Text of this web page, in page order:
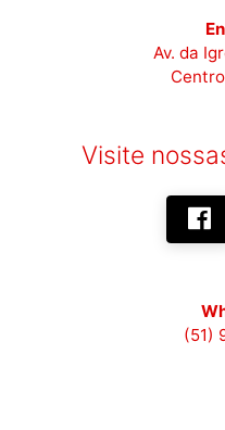
Av. da
Visite
(51)